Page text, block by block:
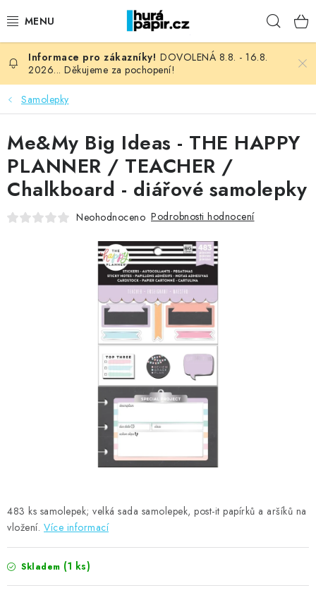
na
NOVINKY
HURÁ DÍLNA
VŠECHNO ZBOŽÍ
KNIHAŘSKÝ MATERIÁL
MOJE OBJEDNÁVKA
Moje objednávka
Obchodní podmínky
Podmínky ochrany osobních údajů
Ověřování recenzí
DOVOLENÁ 8.8. - 16.8.
2026... Děkujeme za pochopení!
Samolepky
483 ks samolepek; velká sada samolepek, post-it papírků a aršíků na
vložení. Více informací
Skladem (1 ks)
Me&My Big Ideas - THE HAPPY
PLANNER / TEACHER /
Chalkboard - diářové samolepky
Neohodnoceno Podrobnosti hodnocení